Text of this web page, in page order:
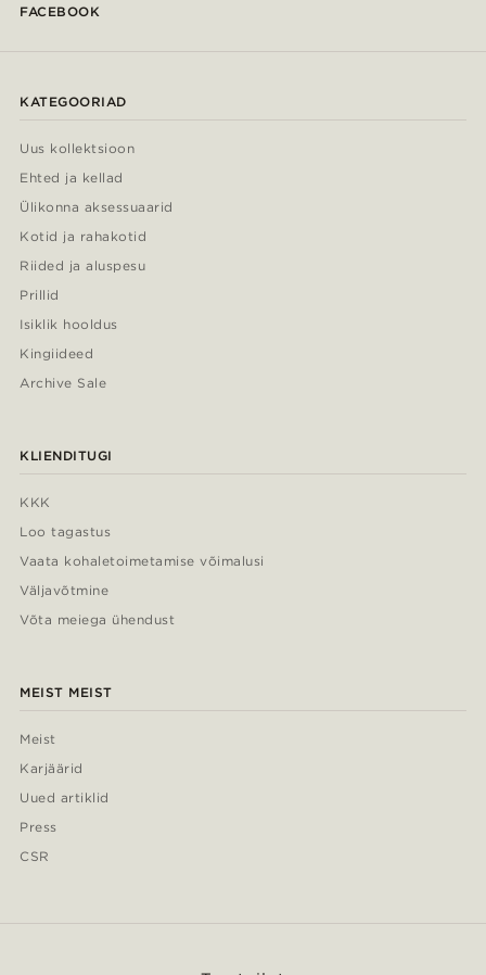
FACEBOOK
KATEGOORIAD
Uus kollektsioon
Ehted ja kellad
Ülikonna aksessuaarid
Kotid ja rahakotid
Riided ja aluspesu
Prillid
Isiklik hooldus
Kingiideed
Archive Sale
KLIENDITUGI
KKK
Loo tagastus
Vaata kohaletoimetamise võimalusi
Väljavõtmine
Võta meiega ühendust
MEIST MEIST
Meist
Karjäärid
Uued artiklid
Press
CSR